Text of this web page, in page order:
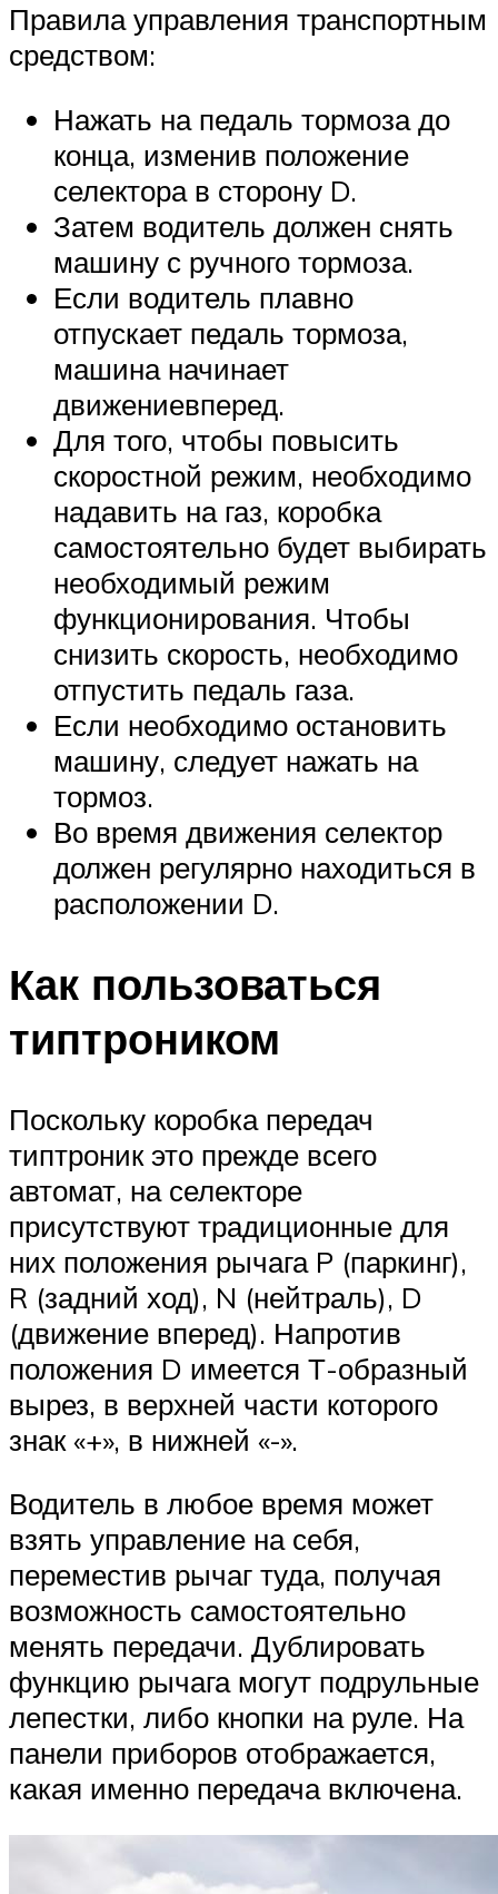
Правила управления транспортным
средством:
Нажать на педаль тормоза до
конца, изменив положение
селектора в сторону D.
Затем водитель должен снять
машину с ручного тормоза.
Если водитель плавно
отпускает педаль тормоза,
машина начинает
движениевперед.
Для того, чтобы повысить
скоростной режим, необходимо
надавить на газ, коробка
самостоятельно будет выбирать
необходимый режим
функционирования. Чтобы
снизить скорость, необходимо
отпустить педаль газа.
Если необходимо остановить
машину, следует нажать на
тормоз.
Во время движения селектор
должен регулярно находиться в
расположении D.
Как пользоваться
типтроником
Поскольку коробка передач
типтроник это прежде всего
автомат, на селекторе
присутствуют традиционные для
них положения рычага P (паркинг),
R (задний ход), N (нейтраль), D
(движение вперед). Напротив
положения D имеется Т-образный
вырез, в верхней части которого
знак «+», в нижней «-».
Водитель в любое время может
взять управление на себя,
переместив рычаг туда, получая
возможность самостоятельно
менять передачи. Дублировать
функцию рычага могут подрульные
лепестки, либо кнопки на руле. На
панели приборов отображается,
какая именно передача включена.